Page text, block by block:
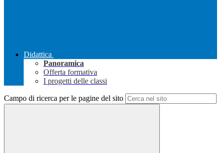
Didattica
Panoramica
Offerta formativa
I progetti delle classi
Campo di ricerca per le pagine del sito